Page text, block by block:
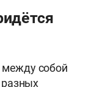
собой
разных